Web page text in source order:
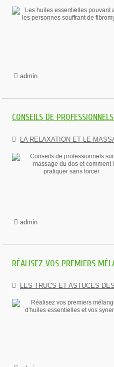
admin
CONSEILS DE
LA RELAXATION ET LE
admin
RÉALISEZ VOS PREMIERS
LES TRUCS ET ASTUCES